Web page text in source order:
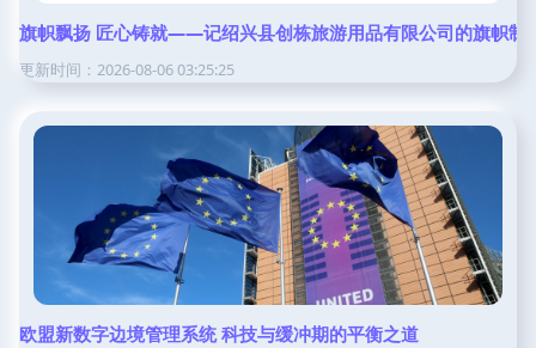
旗帜飘扬 匠心铸就——记绍兴县创栋旅游用品有限公司的旗帜制
更新时间：2026-08-06 03:25:25
欧盟新数字边境管理系统 科技与缓冲期的平衡之道